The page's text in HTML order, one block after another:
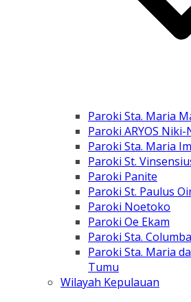
Paroki Sta. Maria
Paroki ARYOS Niki-
Paroki Sta. Maria
Paroki St.
Paroki Panite
Paroki St. Paulus
Paroki Noetoko
Paroki Oe Ekam
Paroki Sta.
Paroki Sta. Maria
Tumu
Wilayah Kepulauan